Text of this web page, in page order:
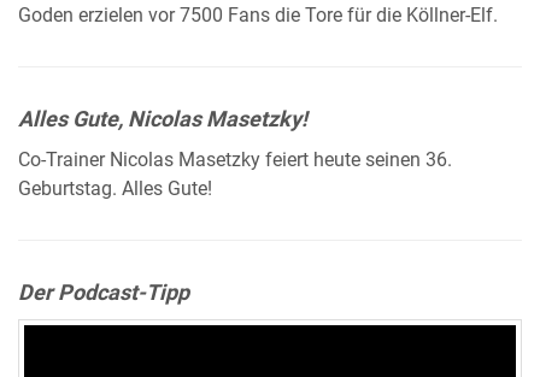
Goden erzielen vor 7500 Fans die Tore für die Köllner-Elf.
Alles Gute, Nicolas Masetzky!
Co-Trainer Nicolas Masetzky feiert heute seinen 36.
Geburtstag. Alles Gute!
Der Podcast-Tipp